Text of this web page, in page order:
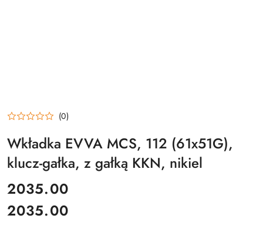
(0)
Wkładka EVVA MCS, 112 (61x51G),
klucz-gałka, z gałką KKN, nikiel
cena:
2035.00
Cena:
2035.00